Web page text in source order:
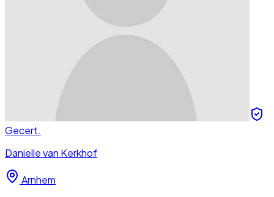
Gecert.
Danielle van Kerkhof
Arnhem